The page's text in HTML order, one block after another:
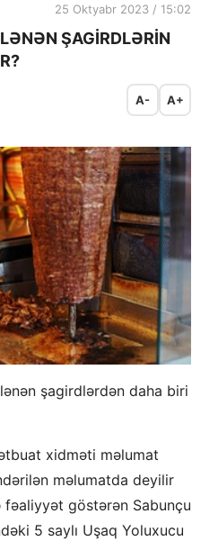
25 Oktyabr 2023 / 15:02
ŞAGİRDLƏRİN
A- A+
şagirdlərdən daha biri
xidməti məlumat
məlumatda deyilir
göstərən Sabunçu
5 saylı Uşaq Yoluxucu